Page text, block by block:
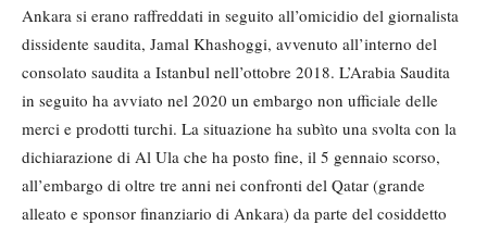
Ankara si erano raffreddati in seguito all’omicidio del giornalista
dissidente saudita, Jamal Khashoggi, avvenuto all’interno del
consolato saudita a Istanbul nell’ottobre 2018. L’Arabia Saudita
in seguito ha avviato nel 2020 un embargo non ufficiale delle
merci e prodotti turchi. La situazione ha subìto una svolta con la
dichiarazione di Al Ula che ha posto fine, il 5 gennaio scorso,
all’embargo di oltre tre anni nei confronti del Qatar (grande
alleato e sponsor finanziario di Ankara) da parte del cosiddetto